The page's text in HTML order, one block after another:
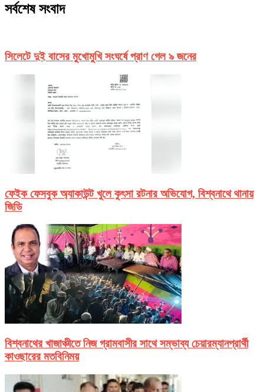
সর্বশেষ সংবাদ
সিলেটে দুই বাসের মুখোমুখি সংঘর্ষে প্রাণ গেল ৯ জনের
ফেইক ফেসবুক অ্যাকাউন্ট খুলে কুৎসা রটনার অভিযোগ, বিশ্বনাথে থানায়
জিডি
বিশ্বনাথের খাজাঞ্চীতে নিজ গ্রামবাসীর সাথে সম্ভাব্য চেয়ারম্যানপ্রার্থী
কাওছারের মতবিনিময়